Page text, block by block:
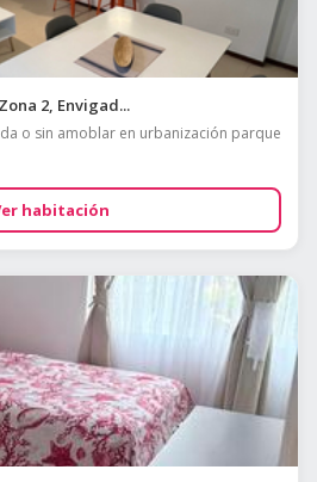
2, Envigad...
o sin amoblar en urbanización parque
habitación